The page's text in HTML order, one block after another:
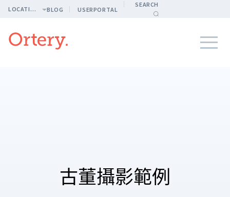
LOCATION BLOG USERPORTAL
SEARCH
古董攝影範例